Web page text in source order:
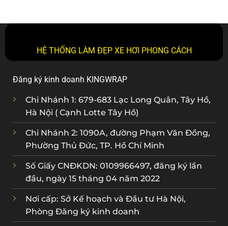
HỆ THỐNG LÀM ĐẸP XE HƠI PHONG CÁCH
Đăng ký kinh doanh KINGWRAP
Chi Nhánh 1: 679-683 Lạc Long Quân, Tây Hồ,
Hà Nội ( Cạnh Lotte Tây Hồ)
Chi Nhánh 2: 1090A, đường Phạm Văn Đồng,
Phường Thủ Đức, TP. Hồ Chí Minh
Số Giấy CNĐKDN: 0109966497, đăng ký lần
đầu, ngày 15 tháng 04 năm 2022
Nơi cấp: Sở Kế hoạch và Đầu tư Hà Nội,
Phòng Đăng ký kinh doanh